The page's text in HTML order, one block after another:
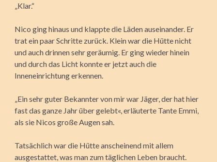
„Klar.“
Nico ging hinaus und klappte die Läden auseinander. Er
trat ein paar Schritte zurück. Klein war die Hütte nicht
und auch drinnen sehr geräumig. Er ging wieder hinein
und durch das Licht konnte er jetzt auch die
Inneneinrichtung erkennen.
„Ein sehr guter Bekannter von mir war Jäger, der hat hier
fast das ganze Jahr über gelebt«, erläuterte Tante Emmi,
als sie Nicos große Augen sah.
Tatsächlich war die Hütte anscheinend mit allem
ausgestattet, was man zum täglichen Leben braucht.